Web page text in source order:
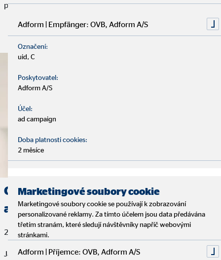
pro ženy. Aktuálně však realita vypadá úplně jinak.
Přečtěte si článek
Odkud pramení strach z investic
apod.?
21. května 2019
Jakmile jde o peníze, Evropané volí raději jistotu. Potvrzuje to
Adform | Empfänger: OVB, Adform A/S
Označení:
uid, C
Poskytovatel:
Adform A/S
Účel:
ad campaign
Doba platnosti cookies:
2 měsíce
Marketingové soubory cookie
Marketingové soubory cookie se používají k zobrazování
personalizované reklamy. Za tímto účelem jsou data předávána
třetím stranám, které sledují návštěvníky napříč webovými
stránkami.
Adform | Příjemce: OVB, Adform A/S